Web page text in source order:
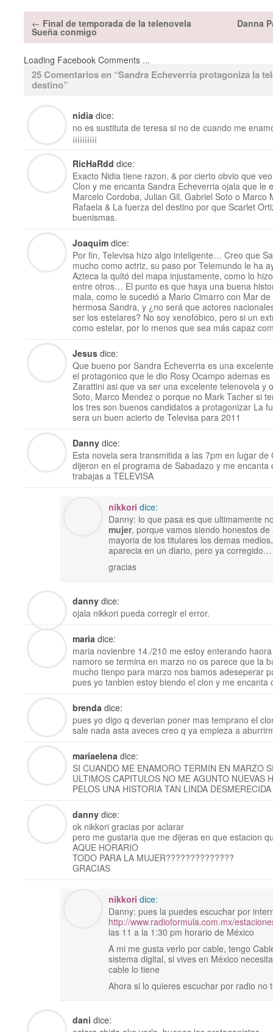
← Final de temporada de la telenovela
Sueña conmigo
Danna
Loading Facebook Comments ...
25 Comentarios en “Sandra Echeverría protagoniza la
destino”
nidia dice:
no es sustituta de teresa si no de cuando me
¡¡¡¡¡¡¡¡¡¡
RicHaRdd dice:
Exacto Nidia tiene razon. & por cierto obvio que
Clon y me encanta Sandra Echeverria ojala que le
Marcelo Cordoba, Julian Gil, Gabriel Soto o Marco
Rafaela & La fuerza del destino por que Scarlet
buenismas.
Joaquim dice:
Por fin, Televisa hizo algo inteligente… Creo que
mucho como actriz, su paso por Telemundo le ha
Azteca la quitó del mapa injustamente, como lo
entre otros… El punto es que haya una buena
mala, como le sucedió a Mario Cimarro con Mar
hermosa Sandra, y ¿no será que actores
ser los estelares? No soy xenofóbico, pero si un
como estelar, por lo menos que sea más capaz
Jesus dice:
Que bueno por Sandra Echeverria es una
el protagonico que le dio Rosy Ocampo ademas
Zarattini asi que va ser una excelente telenovela y
Soto, Marco Mendez o porque no Mark Tacher si
los tres son buenos candidatos a protagonizar La
sera un buen acierto de Televisa para 2011
Danny dice:
Esta novela sera transmitida a las 7pm en lugar de
dijeron en el programa de Sabadazo y me
trabajas a TELEVISA
nikkori dice:
Danny: lo que pasa es que ultimamente
mujer, porque vamos siendo honestos
mayoria de los titulares los demas
aparecia en un diario, pero ya corregido…
gracias
danny dice:
ojala nikkori pueda corregir el error.
maria dice:
maria novienbre 14./210 me estoy enterando
namoro se termina en marzo no os parece que la
mucho tienpo para marzo nos bamos adeseperar
pues yo tanbien estoy biendo el clon y me encanta
brenda dice:
pues yo digo q deverian poner mas temprano el
sale nada asta aveces creo q ya empieza a
mariaelena dice:
SI CUANDO ME ENAMORO TERMIN EN MARZO
ULTIMOS CAPITULOS NO ME AGUNTO NUEVAS
PELOS UNA HISTORIA TAN LINDA
danny dice:
ok nikkori gracias por aclarar
pero me gustaria que me dijeras en que estacion
AQUE HORARIO
TODO PARA LA MUJER??????????????
GRACIAS
nikkori dice:
Danny: pues la puedes escuchar por
http://www.radioformula.com.mx/
las 11 a la 1:30 pm horario de México
A mi me gusta verlo por cable, tengo
sistema digital, si vives en México
cable lo tiene
Ahora si lo quieres escuchar por radio no
dani dice: